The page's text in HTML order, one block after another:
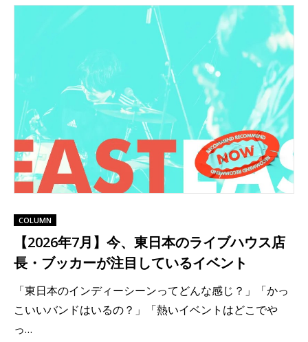
COLUMN
【2026年7月】今、東日本のライブハウス店
長・ブッカーが注目しているイベント
「東日本のインディーシーンってどんな感じ？」「かっ
こいいバンドはいるの？」「熱いイベントはどこでや
っ…